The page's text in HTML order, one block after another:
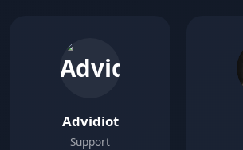
Advidiot
Support